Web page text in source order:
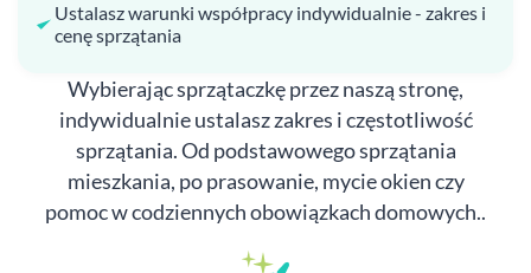
Ustalasz warunki współpracy indywidualnie - zakres i
cenę sprzątania
Wybierając sprzątaczkę przez naszą stronę,
indywidualnie ustalasz zakres i częstotliwość
sprzątania. Od podstawowego sprzątania
mieszkania, po prasowanie, mycie okien czy
pomoc w codziennych obowiązkach domowych..